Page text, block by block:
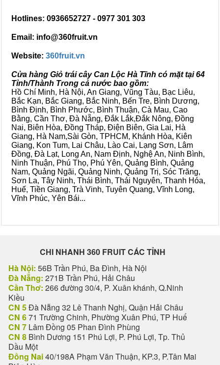
Hotlines: 0936652727 - 0977 301 303
Email: info@360fruit.vn
Website: 360fruit.vn
Cửa hàng Giỏ trái cây Can Lộc Hà Tĩnh có mặt tại 64
Tỉnh/Thành Trong cả nước bao gồm:
Hồ Chí Minh, Hà Nội, An Giang, Vũng Tàu, Bạc Liêu,
Bắc Kạn, Bắc Giang, Bắc Ninh, Bến Tre, Bình Dương,
Bình Định, Bình Phước, Bình Thuận, Cà Mau, Cao
Bằng, Cần Thơ, Đà Nẵng, Đắk Lắk,Đắk Nông, Đồng
Nai, Biên Hòa, Đồng Tháp, Điện Biên, Gia Lai, Hà
Giang, Hà Nam,Sài Gòn, TPHCM, Khánh Hòa, Kiên
Giang, Kon Tum, Lai Châu, Lào Cai, Lạng Sơn, Lâm
Đồng, Đà Lạt, Long An, Nam Định, Nghệ An, Ninh Bình,
Ninh Thuận, Phú Thọ, Phú Yên, Quảng Bình, Quảng
Nam, Quảng Ngãi, Quảng Ninh, Quảng Trị, Sóc Trăng,
Sơn La, Tây Ninh, Thái Bình, Thái Nguyên, Thanh Hóa,
Huế, Tiền Giang, Trà Vinh, Tuyên Quang, Vĩnh Long,
Vĩnh Phúc, Yên Bái...
CHI NHANH 360 FRUIT CÁC TỈNH
Hà Nội: 56B Trần Phú, Ba Đình, Hà Nội
Đà Nẵng: 271B Trần Phú, Hải Châu
Cần Thơ: 266 đường 30/4, P. Xuân khánh, Q.Ninh
Kiều
CN 5Đà Nẵng 32 Lê Thanh Nghị, Quận Hải Châu
CN 671 Trường Chinh, Phường Xuân Phú, TP Huế
CN 7 Lâm Đồng 05 Phan Đình Phùng
CN 8 Bình Dương 151 Phú Lợi, P. Phú Lợi, Tp. Thủ
Dầu Một
Đồng Nai40/198A Phạm Văn Thuận, KP.3, P.Tân Mai